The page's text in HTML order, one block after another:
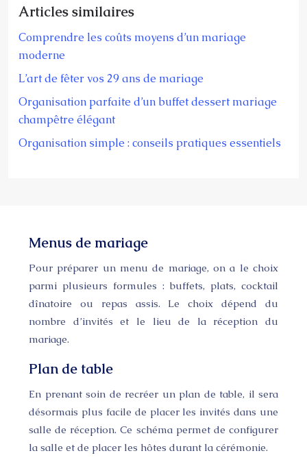
Articles similaires
Comprendre les coûts moyens d’un mariage
moderne
L’art de fêter vos 29 ans de mariage
Organisation parfaite d’un buffet dessert mariage
champêtre élégant
Organisation simple : conseils pratiques essentiels
Menus de mariage
Pour préparer un menu de mariage, on a le choix
parmi plusieurs formules : buffets, plats, cocktail
dînatoire ou repas assis. Le choix dépend du
nombre d’invités et le lieu de la réception du
mariage.
Plan de table
En prenant soin de recréer un plan de table, il sera
désormais plus facile de placer les invités dans une
salle de réception. Ce schéma permet de configurer
la salle et de placer les hôtes durant la cérémonie.